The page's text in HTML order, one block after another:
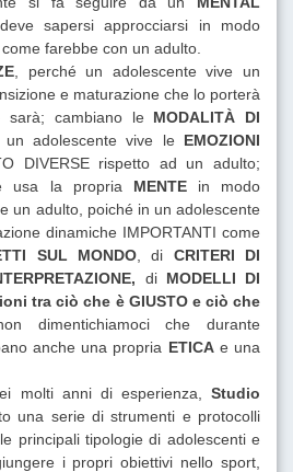
sapersi approcciarsi in modo
farebbe con un adulto.
, perché un adolescente vive un
e maturazione che lo porterà
sarà; cambiano le MODALITÀ DI
un adolescente vive le EMOZIONI
DIVERSE rispetto ad un adulto;
usa la propria MENTEin modo
un adulto, poiché in un adolescente
dinamiche IMPORTANTI come
SUL MONDO, di CRITERI DI
diMODELLI DI
tra ciò che è GIUSTO e ciò che
dimentichiamoci che durante
anche una propria ETICAe una
molti anni di esperienza, Studio
una serie di strumenti e protocolli
principali tipologie di adolescenti e
i propri obiettivi nello sport,